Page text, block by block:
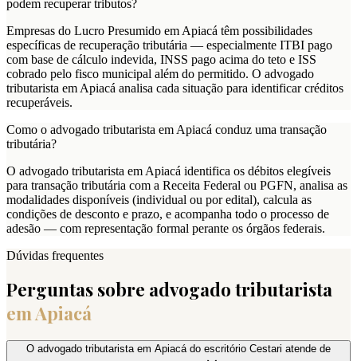
podem recuperar tributos?
Empresas do Lucro Presumido em Apiacá têm possibilidades
específicas de recuperação tributária — especialmente ITBI pago
com base de cálculo indevida, INSS pago acima do teto e ISS
cobrado pelo fisco municipal além do permitido. O advogado
tributarista em Apiacá analisa cada situação para identificar créditos
recuperáveis.
Como o advogado tributarista em Apiacá conduz uma transação
tributária?
O advogado tributarista em Apiacá identifica os débitos elegíveis
para transação tributária com a Receita Federal ou PGFN, analisa as
modalidades disponíveis (individual ou por edital), calcula as
condições de desconto e prazo, e acompanha todo o processo de
adesão — com representação formal perante os órgãos federais.
Dúvidas frequentes
Perguntas sobre advogado tributarista
emApiacá
O advogado tributarista em Apiacá do escritório Cestari atende de